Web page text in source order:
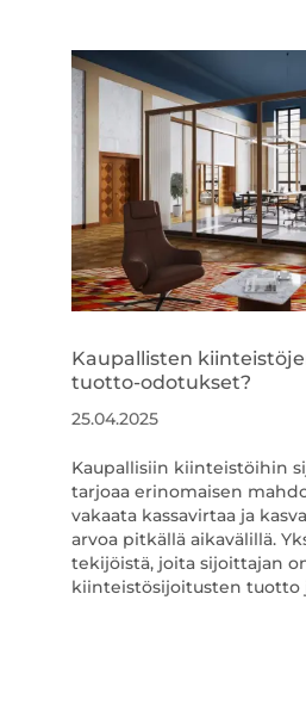
Kaupallisten
tuotto-odotukset?
25.04.2025
Kaupallisiin kiinteistöihin
tarjoaa erinomaisen
vakaata kassavirtaa ja
arvoa pitkällä aikavälillä.
tekijöistä, joita sijoittajan
kiinteistösijoitusten tuotto